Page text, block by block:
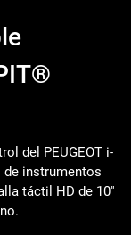
del PEUGEOT i-
instrumentos
táctil HD de 10''